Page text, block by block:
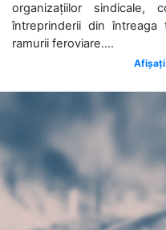
organizațiilor sindicale,
întreprinderii din
ramurii feroviare....
Afișați